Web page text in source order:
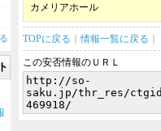
カメリアホール
TOPに戻る ｜情報一覧に戻る
この安否情報のＵＲＬ